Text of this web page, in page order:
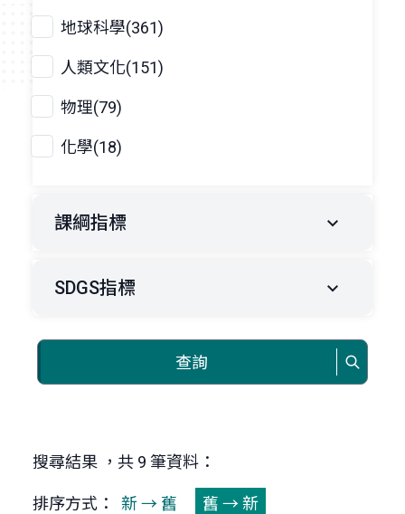
地球科學(361)
人類文化(151)
物理(79)
化學(18)
課綱指標
SDGS指標
查詢
搜尋結果 ，共 9 筆資料：
排序方式： 新 → 舊 舊 → 新